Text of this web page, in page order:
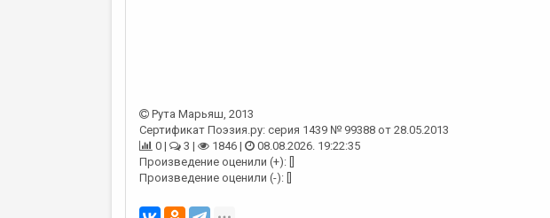
Рута Марьяш, 2013
Сертификат Поэзия.ру: серия 1439 № 99388 от 28.05.2013
0 |
3 | 1846 |
08.08.2026. 19:22:35
Произведение оценили (+): []
Произведение оценили (-): []